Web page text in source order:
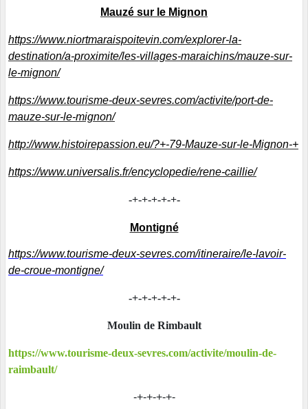
Mauzé sur le Mignon
https://www.niortmaraispoitevin.com/explorer-la-
destination/a-proximite/les-villages-maraichins/mauze-sur-
le-mignon/
https://www.tourisme-deux-sevres.com/activite/port-de-
mauze-sur-le-mignon/
http://www.histoirepassion.eu/?+-79-Mauze-sur-le-Mignon-+
https://www.universalis.fr/encyclopedie/rene-caillie/
-+-+-+-+-+-
Montigné
https://www.tourisme-deux-sevres.com/itineraire/le-lavoir-
de-croue-montigne/
-+-+-+-+-+-
Moulin de Rimbault
https://www.tourisme-deux-sevres.com/activite/moulin-de-
raimbault/
-+-+-+-+-